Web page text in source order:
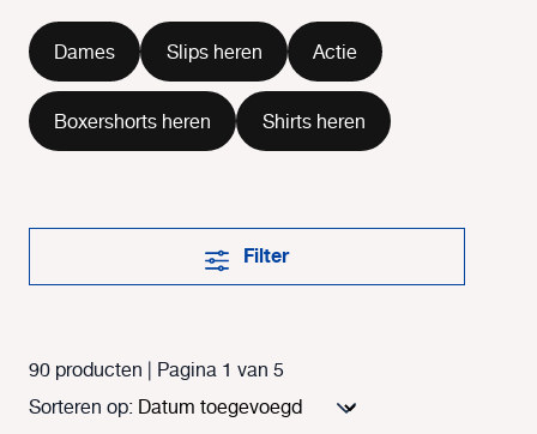
Dames Slips heren Actie
Boxershorts heren Shirts heren
Filter
90 producten | Pagina 1 van 5
Sorteren op: